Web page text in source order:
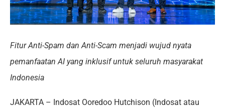
Fitur Anti-Spam dan Anti-Scam menjadi wujud nyata
pemanfaatan AI yang inklusif untuk seluruh masyarakat
Indonesia
JAKARTA – Indosat Ooredoo Hutchison (Indosat atau